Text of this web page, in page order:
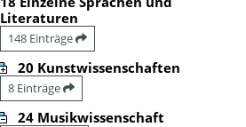
Literaturen
148 Einträge
20 Kunstwissenschaften
8 Einträge
24 Musikwissenschaft